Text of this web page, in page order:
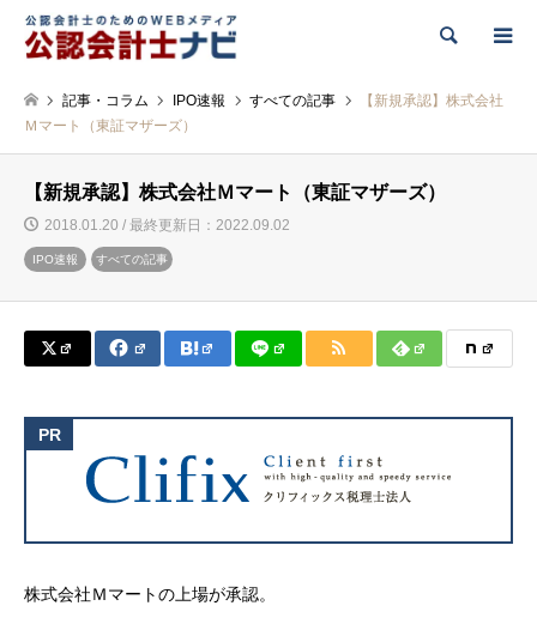
検索
記事・コラム IPO速報 すべての記事
【新規承認】株式会社
Ｍマート（東証マザーズ）
【新規承認】株式会社Ｍマート（東証マザーズ）
2018.01.20 / 最終更新日：2022.09.02
IPO速報 すべての記事
株式会社Ｍマートの上場が承認。